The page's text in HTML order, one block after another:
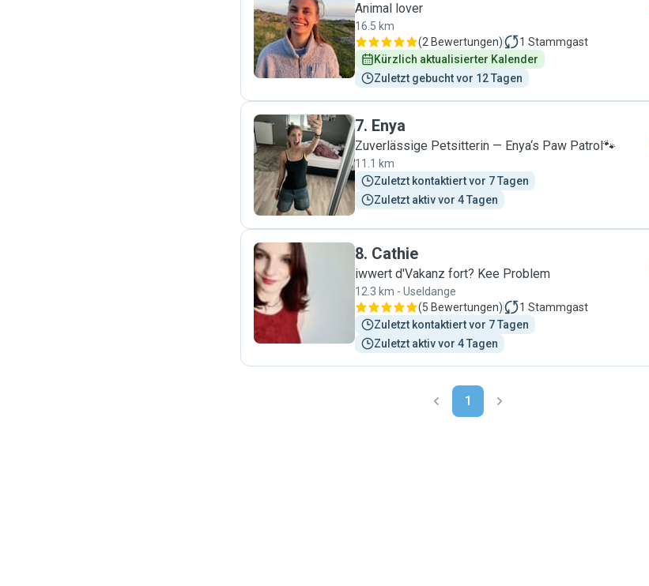
N
Animal lover
16.5 km
(2 Bewertungen) 1 Stammgast
Kürzlich aktualisierter Kalender
Zuletzt gebucht vor 12 Tagen
E
7. Enya
Zuverlässige Petsitterin — Enya‘s Paw Patrol🐾
11.1 km
Zuletzt kontaktiert vor 7 Tagen
Zuletzt aktiv vor 4 Tagen
C
8. Cathie
iwwert d'Vakanz fort? Kee Problem
12.3 km - Useldange
(5 Bewertungen) 1 Stammgast
Zuletzt kontaktiert vor 7 Tagen
Zuletzt aktiv vor 4 Tagen
1